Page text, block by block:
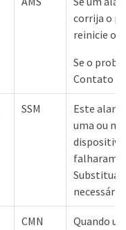
corrija o
reinicie o
Se o
Contato
SSM
Este
uma ou
falharam
Substitua
necessário.
CMN
Quando